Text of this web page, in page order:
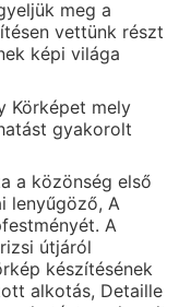
meg a
vettünk részt
képi világa
Körképet mely
gyakorolt
a közönség első
lenyűgöző, A
A
útjáról
készítésének
alkotás, Detaille